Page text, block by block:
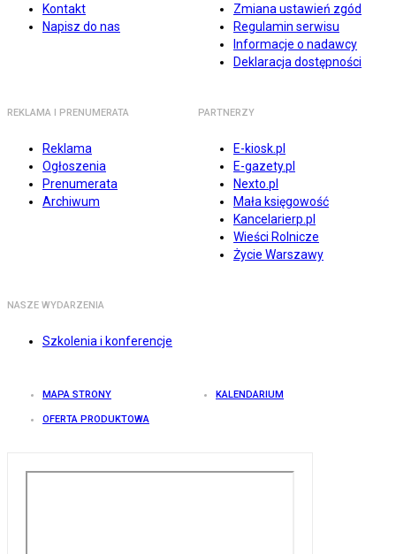
Kontakt
Napisz do nas
Zmiana ustawień zgód
Regulamin serwisu
Informacje o nadawcy
Deklaracja dostępności
REKLAMA I PRENUMERATA
Reklama
Ogłoszenia
Prenumerata
Archiwum
PARTNERZY
E-kiosk.pl
E-gazety.pl
Nexto.pl
Mała księgowość
Kancelarierp.pl
Wieści Rolnicze
Życie Warszawy
NASZE WYDARZENIA
Szkolenia i konferencje
MAPA STRONY KALENDARIUM
OFERTA PRODUKTOWA